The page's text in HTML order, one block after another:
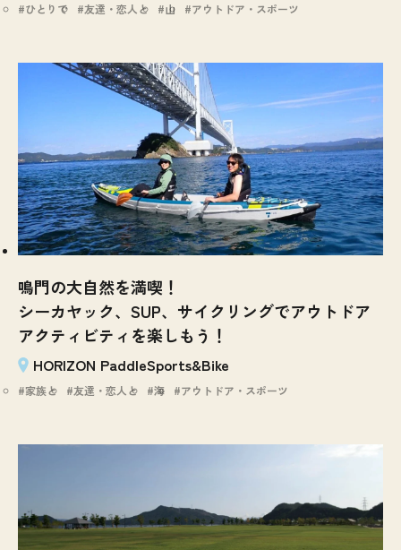
ひとりで 友達・恋人と 山 アウトドア・スポーツ
鳴門の大自然を満喫！
シーカヤック、SUP、サイクリングでアウトドア
アクティビティを楽しもう！
HORIZON PaddleSports&Bike
家族と 友達・恋人と 海 アウトドア・スポーツ